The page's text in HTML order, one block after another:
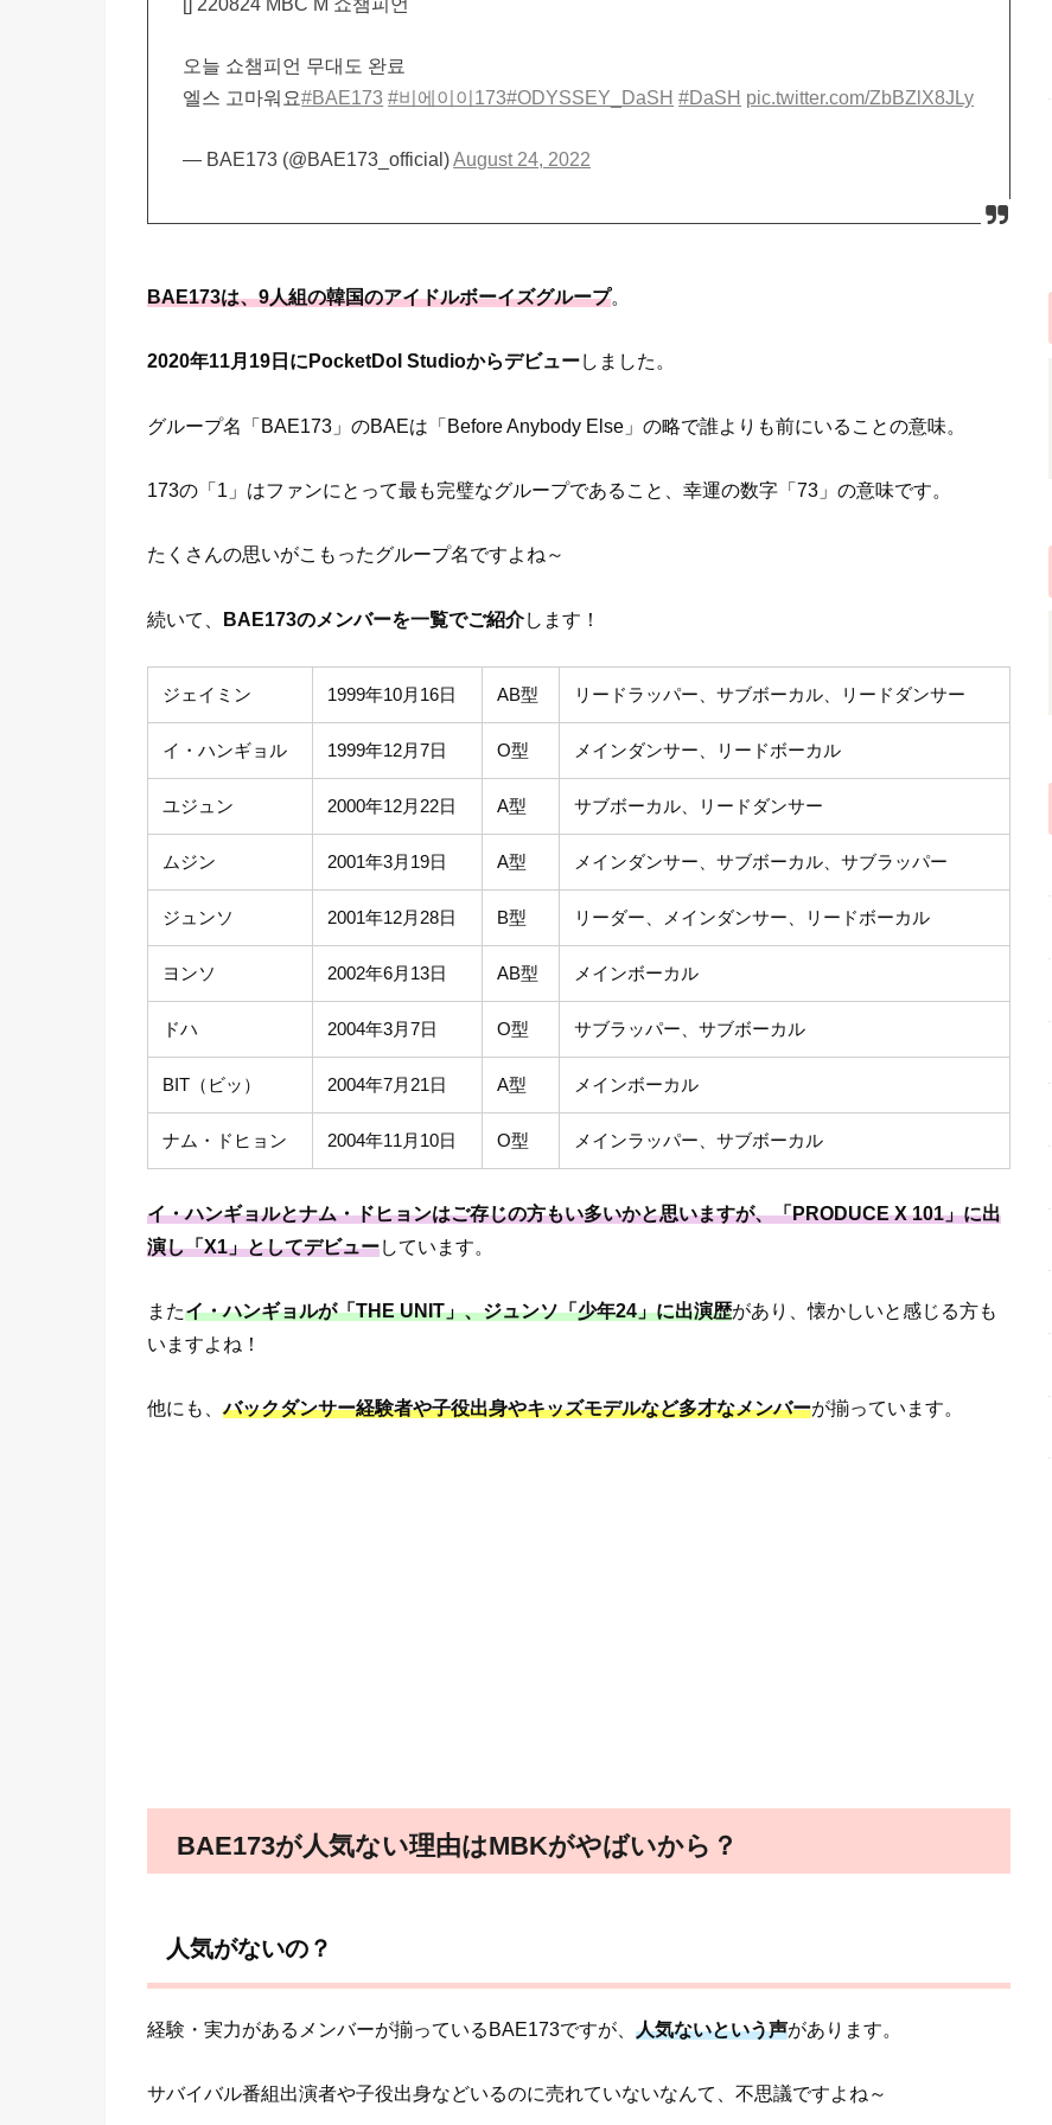
[] 220824 MBC M 쇼챔피언
오늘 쇼챔피언 무대도 완료
엘스 고마워요#BAE173 #비에이이173#ODYSSEY_DaSH #DaSH pic.twitter.com/ZbBZlX8JLy
— BAE173 (@BAE173_official)August 24, 2022
BAE173は、9人組の韓国のアイドルボーイズグループ。
2020年11月19日にPocketDol Studioからデビューしました。
グループ名「BAE173」のBAEは「Before Anybody Else」の略で誰よりも前にいることの意味。
173の「1」はファンにとって最も完璧なグループであること、幸運の数字「73」の意味です。
たくさんの思いがこもったグループ名ですよね～
続いて、 BAE173のメンバーを一覧でご紹介します！
ジェイミン 1999年10月16日 AB型 リードラッパー、サブボーカル、リードダンサー
イ・ハンギョル 1999年12月7日 O型 メインダンサー、リードボーカル
ユジュン 2000年12月22日 A型 サブボーカル、リードダンサー
ムジン 2001年3月19日 A型 メインダンサー、サブボーカル、サブラッパー
ジュンソ 2001年12月28日 B型 リーダー、メインダンサー、リードボーカル
ヨンソ 2002年6月13日 AB型 メインボーカル
ドハ 2004年3月7日 O型 サブラッパー、サブボーカル
BIT（ビッ） 2004年7月21日 A型 メインボーカル
ナム・ドヒョン 2004年11月10日 O型 メインラッパー、サブボーカル
イ・ハンギョルとナム・ドヒョンはご存じの方もい多いかと思いますが、「PRODUCE X 101」に出
演し「X1」としてデビューしています。
またイ・ハンギョルが「THE UNIT」、ジュンソ「少年24」に出演歴があり、懐かしいと感じる方も
いますよね！
他にも、バックダンサー経験者や子役出身やキッズモデルなど多才なメンバーが揃っています。
BAE173が人気ない理由はMBKがやばいから？
人気がないの？
経験・実力があるメンバーが揃っているBAE173ですが、 人気ないという声があります。
サバイバル番組出演者や子役出身などいるのに売れていないなんて、不思議ですよね～